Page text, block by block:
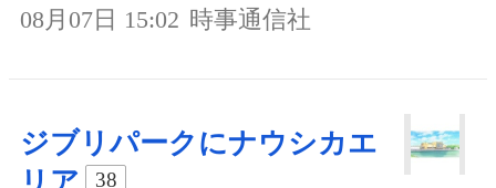
08月07日 15:02 時事通信社
ジブリパークにナウシカエ
38